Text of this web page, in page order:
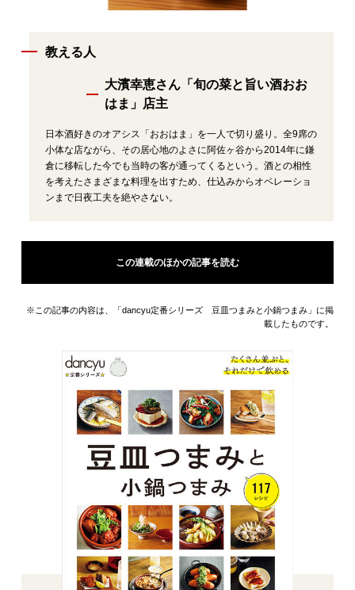
教える人
大濱幸恵さん「旬の菜と旨い酒おお
はま」店主
日本酒好きのオアシス「おおはま」を一人で切り盛り。全9席の
小体な店ながら、その居心地のよさに阿佐ヶ谷から2014年に鎌
倉に移転した今でも当時の客が通ってくるという。酒との相性
を考えたさまざまな料理を出すため、仕込みからオペレーショ
ンまで日夜工夫を絶やさない。
この連載のほかの記事を読む
※この記事の内容は、「dancyu定番シリーズ 豆皿つまみと小鍋つまみ」に掲
載したものです。